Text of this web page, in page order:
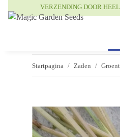
VERZENDING DOOR
Startpagina Zaden